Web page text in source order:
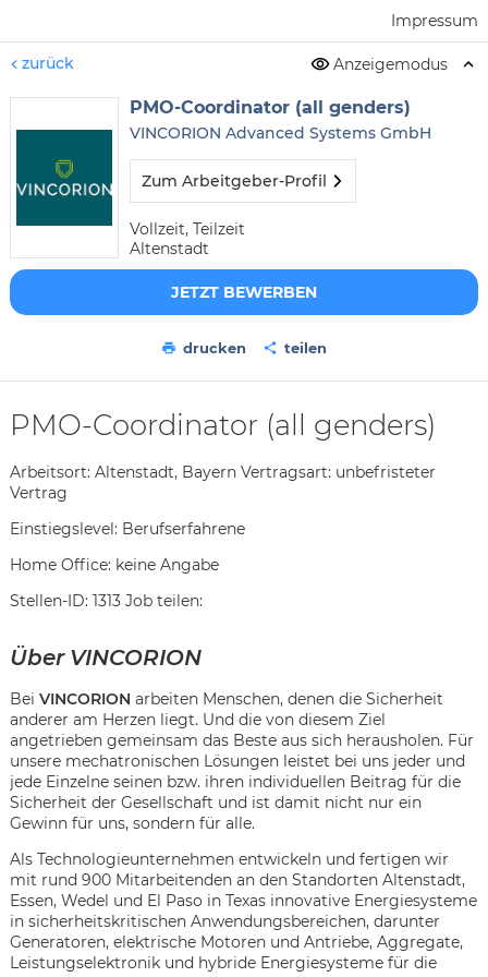
Impressum
zurück Anzeigemodus
PMO-Coordinator (all genders)
VINCORION Advanced Systems GmbH
Zum Arbeitgeber-Profil
Vollzeit, Teilzeit
Altenstadt
JETZT BEWERBEN
drucken teilen
PMO-Coordinator (all genders)
Arbeitsort: Altenstadt, Bayern Vertragsart: unbefristeter
Vertrag
Einstiegslevel: Berufserfahrene
Home Office: keine Angabe
Stellen-ID: 1313 Job teilen:
Über VINCORION
Bei VINCORION arbeiten Menschen, denen die Sicherheit
anderer am Herzen liegt. Und die von diesem Ziel
angetrieben gemeinsam das Beste aus sich herausholen. Für
unsere mechatronischen Lösungen leistet bei uns jeder und
jede Einzelne seinen bzw. ihren individuellen Beitrag für die
Sicherheit der Gesellschaft und ist damit nicht nur ein
Gewinn für uns, sondern für alle.
Als Technologieunternehmen entwickeln und fertigen wir
mit rund 900 Mitarbeitenden an den Standorten Altenstadt,
Essen, Wedel und El Paso in Texas innovative Energiesysteme
in sicherheitskritischen Anwendungsbereichen, darunter
Generatoren, elektrische Motoren und Antriebe, Aggregate,
Leistungselektronik und hybride Energiesysteme für die
Karte anzeigen